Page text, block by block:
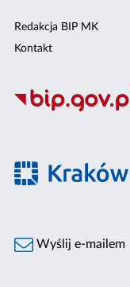
Redakcja BIP MK
Kontakt
Wyślij e-mailem